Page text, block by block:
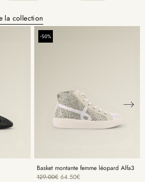
la collection
-50%
Basket montante femme léopard Alfa3
129.00€ 64.50€